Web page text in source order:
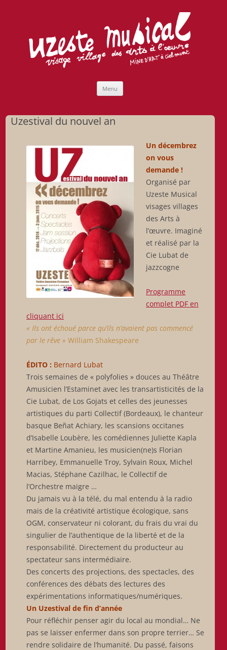
Menu
Uzestival du nouvel an
Un décembrez
on vous
demande !
Organisé par
Uzeste Musical
visages villages
des Arts à
l’œuvre. Imaginé
et réalisé par la
Cie Lubat de
jazzcogne
Programme
complet PDF en
cliquant ici
« Ils ont échoué parce qu’ils n’avaient pas commencé
par le rêve » William Shakespeare
ÉDITO : Bernard Lubat
Trois semaines de « polyfolies » douces au Théâtre
Amusicien l’Estaminet avec les transartisticités de la
Cie Lubat, de Los Gojats et celles des jeunesses
artistiques du parti Collectif (Bordeaux), le chanteur
basque Beñat Achiary, les scansions occitanes
d’Isabelle Loubère, les comédiennes Juliette Kapla
et Martine Amanieu, les musicien(ne)s Florian
Harribey, Emmanuelle Troy, Sylvain Roux, Michel
Macias, Stéphane Cazilhac, le Collectif de
l’Orchestre maigre …
Du jamais vu à la télé, du mal entendu à la radio
mais de la créativité artistique écologique, sans
OGM, conservateur ni colorant, du frais du vrai du
singulier de l’authentique de la liberté et de la
responsabilité. Directement du producteur au
spectateur sans intermédiaire.
Des concerts des projections, des spectacles, des
conférences des débats des lectures des
expérimentations informatiques/numériques.
Un Uzestival de fin d’année
Pour réfléchir penser agir du local au mondial… Ne
pas se laisser enfermer dans son propre terrier… Se
rendre solidaire de l’humanité. Du passé, faisons